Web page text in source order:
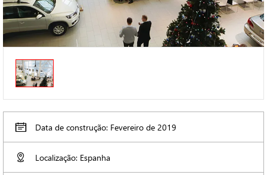
Data de construção: Fevereiro de 2019
Localização: Espanha